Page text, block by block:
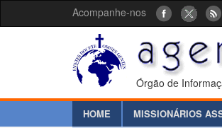
Acompanhe-nos
Órgão de
HOME MISSIONÁRIOS